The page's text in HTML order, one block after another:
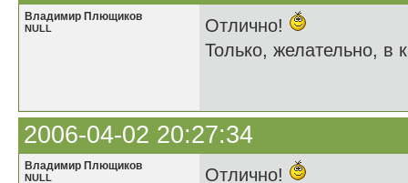
Владимир Плющиков
NULL
Отлично!
Только, желательно, в
2006-04-02 20:27:34
Владимир Плющиков
NULL
Отлично!